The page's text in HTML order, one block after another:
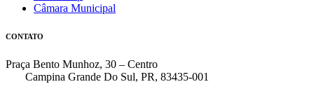
Câmara Municipal
CONTATO
Praça Bento Munhoz, 30 – Centro
Campina Grande Do Sul, PR, 83435-001